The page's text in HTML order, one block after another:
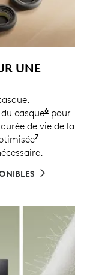
UNE
casque6 Les
pour
de vie de la
7